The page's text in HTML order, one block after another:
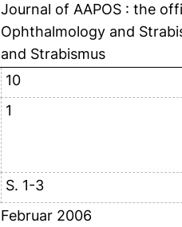
Journal of AAPOS : the
Ophthalmology and
and Strabismus
10
1
S. 1-3
Februar 2006